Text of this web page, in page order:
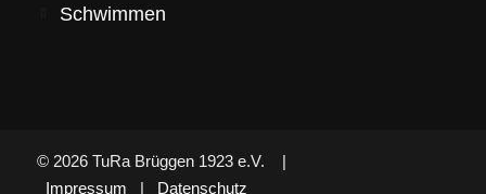
Schwimmen
© 2026 TuRa Brüggen 1923 e.V. |
Impressum | Datenschutz